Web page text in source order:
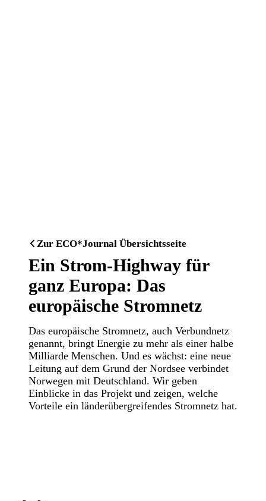
Zur ECO*Journal Übersichtsseite
Ein Strom-Highway für
ganz Europa: Das
europäische Stromnetz
Das europäische Stromnetz, auch Verbundnetz
genannt, bringt Energie zu mehr als einer halbe
Milliarde Menschen. Und es wächst: eine neue
Leitung auf dem Grund der Nordsee verbindet
Norwegen mit Deutschland. Wir geben
Einblicke in das Projekt und zeigen, welche
Vorteile ein länderübergreifendes Stromnetz hat.